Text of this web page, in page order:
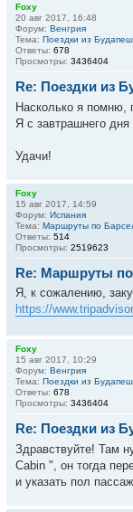
Foxy
20 авг 2017, 16:48
Форум: Венгрия
Тема: Поездки из
Ответы: 678
Просмотры: 3436404
Re: Поездки из
Насколько я помню,
Я с завтрашнего дня
Удачи!
Foxy
15 авг 2017, 14:59
Форум: Испания
Тема: Маршруты по
Ответы: 514
Просмотры: 2519623
Re: Маршруты
Я, к сожалению,
https://
Foxy
15 авг 2017, 10:29
Форум: Венгрия
Тема: Поездки из
Ответы: 678
Просмотры: 3436404
Re: Поездки из
Здравствуйте! Там
Cabin ", он тогда
и указать пол